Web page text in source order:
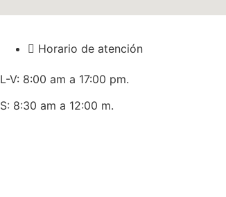
Horario de atención
L-V: 8:00 am a 17:00 pm.
S: 8:30 am a 12:00 m.